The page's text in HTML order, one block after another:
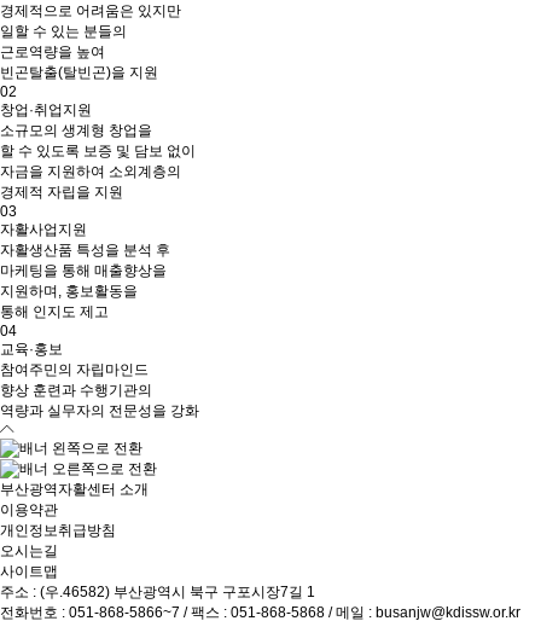
경제적으로 어려움은 있지만
일할 수 있는 분들의
근로역량을 높여
빈곤탈출(탈빈곤)을 지원
02
창업·취업지원
소규모의 생계형 창업을
할 수 있도록 보증 및 담보 없이
자금을 지원하여 소외계층의
경제적 자립을 지원
03
자활사업지원
자활생산품 특성을 분석 후
마케팅을 통해 매출향상을
지원하며, 홍보활동을
통해 인지도 제고
04
교육·홍보
참여주민의 자립마인드
향상 훈련과 수행기관의
역량과 실무자의 전문성을 강화
부산광역자활센터 소개
이용약관
개인정보취급방침
오시는길
사이트맵
주소 : (우.46582) 부산광역시 북구 구포시장7길 1
전화번호 : 051-868-5866~7 / 팩스 : 051-868-5868 / 메일 : busanjw@kdissw.or.kr